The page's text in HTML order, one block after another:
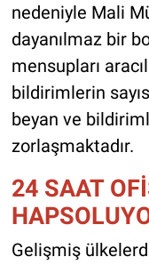
nedeniyle Mali
dayanılmaz bir
mensupları
bildirimlerin
beyan ve
zorlaşmaktadır.
24 SAAT
Gelişmiş